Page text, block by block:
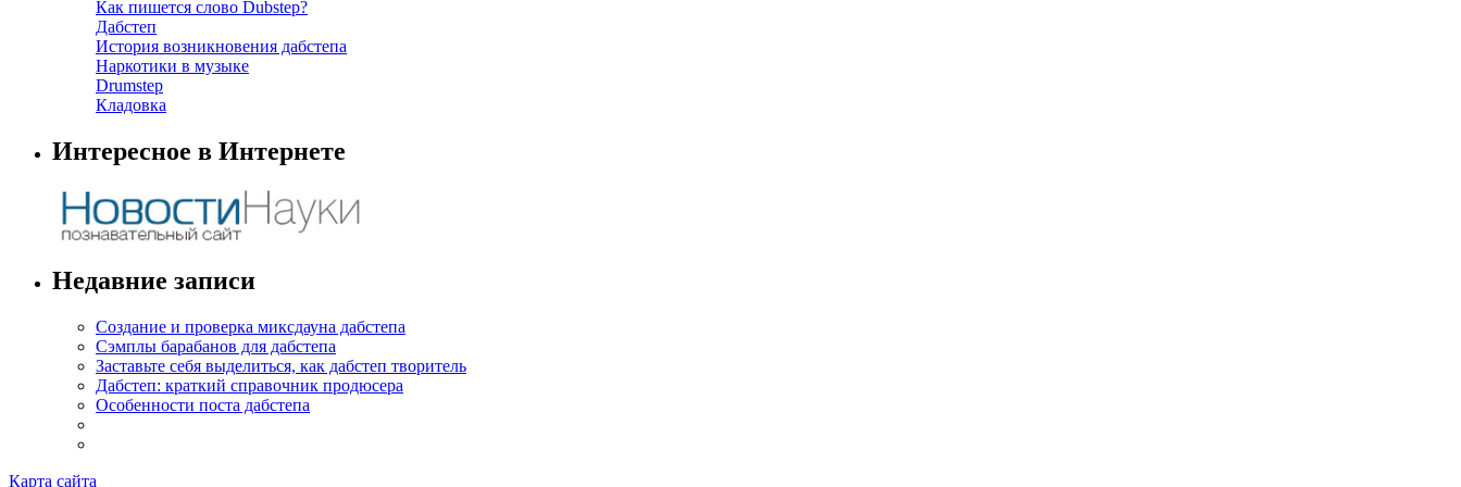
Как пишется слово Dubstep?
Дабстеп
История возникновения дабстепа
Наркотики в музыке
Drumstep
Кладовка
Интересное в Интернете
Недавние записи
Создание и проверка миксдауна дабстепа
Сэмплы барабанов для дабстепа
Заставьте себя выделиться, как дабстеп творитель
Дабстеп: краткий справочник продюсера
Особенности поста дабстепа
Карта сайта